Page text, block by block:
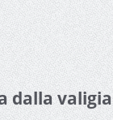
dalla valigia